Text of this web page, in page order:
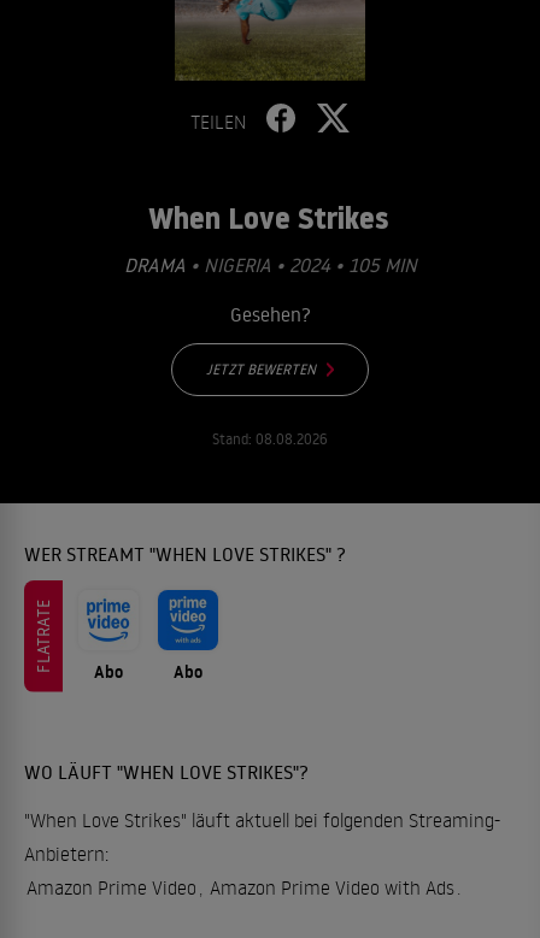
TEILEN
When Love Strikes
DRAMA • NIGERIA • 2024 • 105 MIN
Gesehen?
JETZT BEWERTEN
Stand: 08.08.2026
WER STREAMT "WHEN LOVE STRIKES" ?
FLATRATE Abo Abo
WO LÄUFT "WHEN LOVE STRIKES"?
"When Love Strikes" läuft aktuell bei folgenden Streaming-
Anbietern:
Amazon Prime Video
Amazon Prime Video with Ads